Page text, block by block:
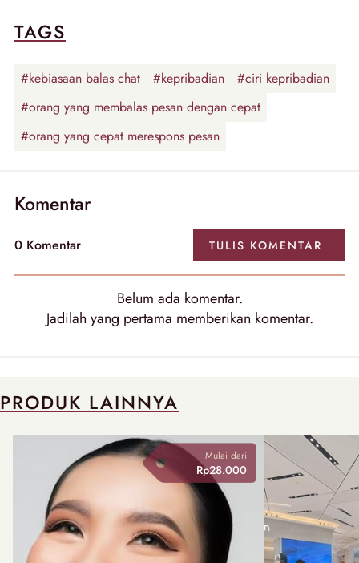
TAGS
#kebiasaan balas chat #kepribadian
#ciri kepribadian
#orang yang membalas pesan dengan cepat
#orang yang cepat merespons pesan
Komentar
0 Komentar TULIS KOMENTAR
Belum ada komentar.
Jadilah yang pertama memberikan komentar.
PRODUK LAINNYA
Mulai dari
Rp28.000